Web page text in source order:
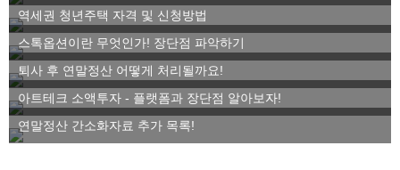
역세권 청년주택 자격 및 신청방법
스톡옵션이란 무엇인가! 장단점 파악하기
퇴사 후 연말정산 어떻게 처리될까요!
아트테크 소액투자 - 플랫폼과 장단점 알아보자!
연말정산 간소화자료 추가 목록!